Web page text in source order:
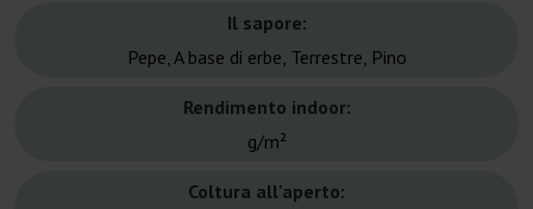
Il sapore:
Pepe, A base di erbe, Terrestre, Pino
Rendimento indoor:
g/m²
Coltura all'aperto: